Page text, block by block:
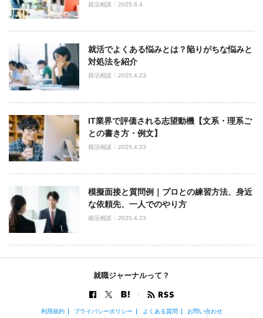
就活相談 2025.6.4
就活でよくある悩みとは？陥りがちな悩みと
対処法を紹介
就活相談 2025.4.23
IT業界で評価される志望動機【文系・理系ご
との書き方・例文】
就活相談 2025.4.23
模擬面接と質問例｜プロとの練習方法、身近
な依頼先、一人でのやり方
就活相談 2025.4.23
就職ジャーナルって？
利用規約 プライバシーポリシー よくある質問 お問い合わせ